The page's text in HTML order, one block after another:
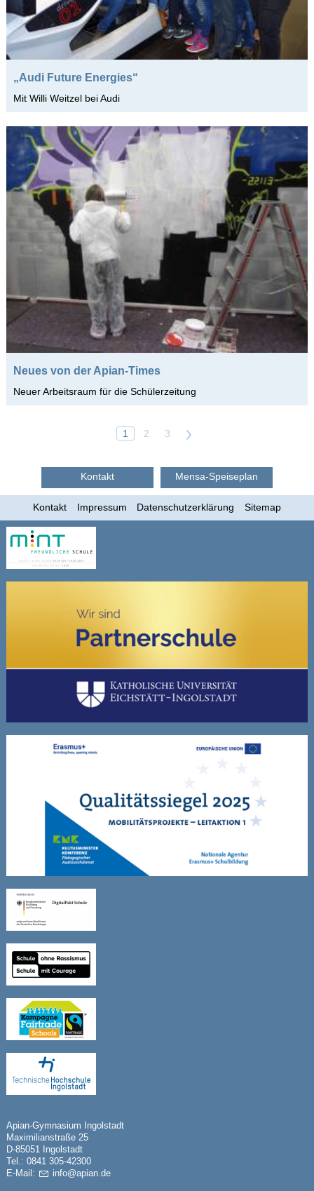
„Audi Future Energies“
Mit Willi Weitzel bei Audi
Neues von der Apian-Times
Neuer Arbeitsraum für die Schülerzeitung
1 2 3 >
Kontakt Mensa-Speiseplan
Kontakt Impressum Datenschutzerklärung Sitemap
Apian-Gymnasium Ingolstadt
Maximilianstraße 25
D-85051 Ingolstadt
Tel.: 0841 305-42300
E-Mail:
nf p n d